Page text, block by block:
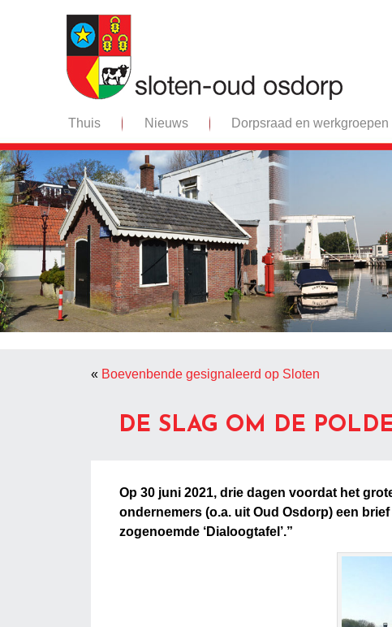
Thuis Nieuws Dorpsraad en werkgroepen
« Boevenbende gesignaleerd op Sloten
DE SLAG OM DE
Op 30 juni 2021, drie dagen voordat het
ondernemers (o.a. uit Oud Osdorp) een
zogenoemde ‘Dialoogtafel’.”